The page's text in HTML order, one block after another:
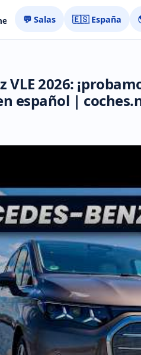
💬 Salas 🇪🇸 España
VLE 2026:
español |